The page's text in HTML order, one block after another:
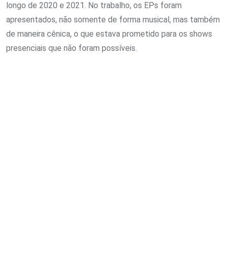
longo de 2020 e 2021. No trabalho, os EPs foram
apresentados, não somente de forma musical, mas também
de maneira cênica, o que estava prometido para os shows
presenciais que não foram possíveis.